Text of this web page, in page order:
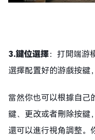
3.鍵位選擇：打開端游
選擇配置好的游戲按鍵
當然你也可以根據自己
鍵、更改或者刪除按鍵
還可以進行視角調整。